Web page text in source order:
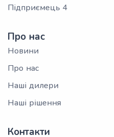
Підприємець 4
Про нас
Новини
Про нас
Наші дилери
Наші рішення
Контакти